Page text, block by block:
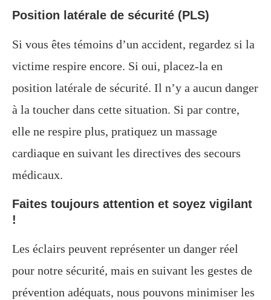
Position latérale de sécurité (PLS)
Si vous êtes témoins d’un accident, regardez si la
victime respire encore. Si oui, placez-la en
position latérale de sécurité. Il n’y a aucun danger
à la toucher dans cette situation. Si par contre,
elle ne respire plus, pratiquez un massage
cardiaque en suivant les directives des secours
médicaux.
Faites toujours attention et soyez vigilant
!
Les éclairs peuvent représenter un danger réel
pour notre sécurité, mais en suivant les gestes de
prévention adéquats, nous pouvons minimiser les